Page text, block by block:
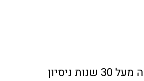
ריפוד ספות עד הבית – נוחות שלא מהעולם הזה מעל 30 שנות ניסיון